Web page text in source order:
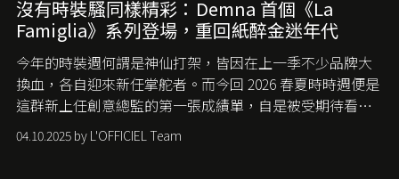
沒有時裝騷同樣精彩：Demna 首個《La
Famiglia》系列登場，重回紙醉金迷年代
今年的時裝週何謂是神仙打架，皆因在上一季不少品牌大
換血，各自迎來新任掌舵者。而今回 2026 春夏時時週便是
這群新上任創意總監的第一張成績單，自是被受期待看他
們如何各顯神通。意大利老牌 Gucci 在過去幾個季度業績
難已救回，開雲集團任命成功曾翻轉 Balenciaga 的愛將
04.10.2025 by L'OFFICIEL Team